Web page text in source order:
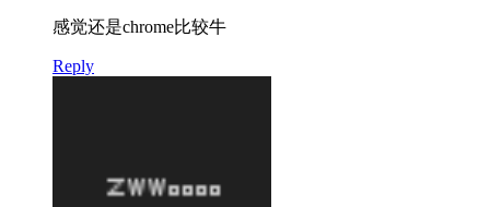
感觉还是chrome比较牛
Reply